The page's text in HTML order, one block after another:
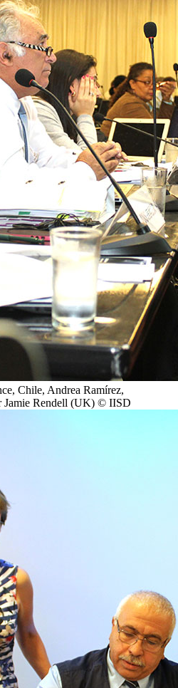
Chile, Andrea Ramírez,
Jamie Rendell (UK) © IISD